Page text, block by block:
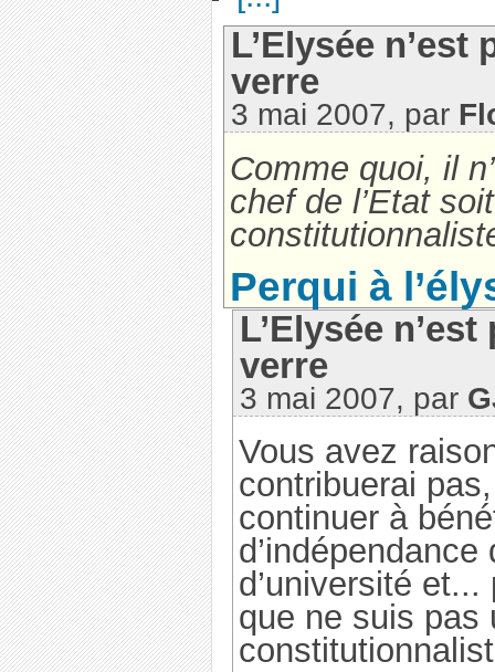
L’Elysée
verre
3 mai 2007, par
Comme quoi, il
chef de l’Etat
Perqui à
L’Elysée
verre
3 mai 2007, par
Vous avez
contribuerai
continuer à
d’université
que ne suis pas